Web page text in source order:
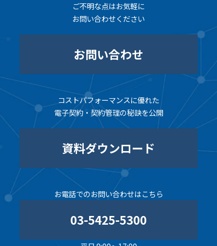
ご不明な点はお気軽に
お問い合わせください
お問い合わせ
コストパフォーマンスに優れた
電子契約・契約管理の秘訣を公開
資料ダウンロード
お電話でのお問い合わせはこちら
03-5425-5300